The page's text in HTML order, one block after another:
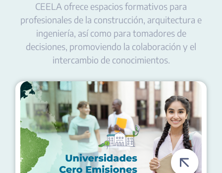
CEELA ofrece espacios formativos para
profesionales de la construcción, arquitectura e
ingeniería, así como para tomadores de
decisiones, promoviendo la colaboración y el
intercambio de conocimientos.